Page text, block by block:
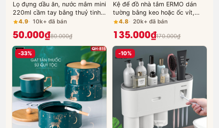
Lọ đựng dầu ăn, nước mắm mini
220ml cầm tay bằng thuỷ tinh
borosilicate cao cấp - JIANXIA
4.9 10k+ đã bán
50.000₫80.000₫
Kệ để đồ nhà tắm ERMO dán
tường bằng keo hoặc ốc vít,
chất liệu nhôm cao cấp, chống
gỉ (ER-0744)
4.8 20k+ đã bán
135.000₫170.000₫
-33% -10%